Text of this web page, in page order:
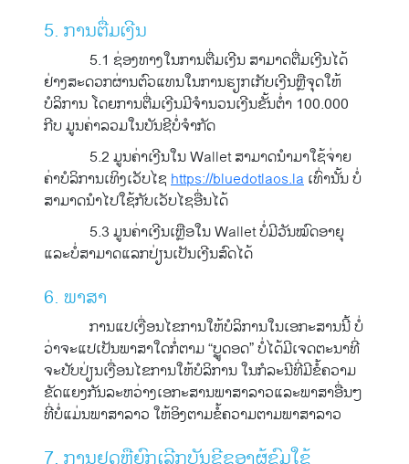
5. ການຕື່ມເງີນ
5.1 ຊ່ອງທາງໃນການຕື່ມເງີນ ສາມາດຕື່ມເງີນໄດ້
ຢ່າງສະດວກຜ່ານຕົວແທນໃນການຮຽກເກັບເງີນຫຼືຈຸດໃຫ້
ບໍລິການ ໂດຍການຕື່ມເງີນມີຈຳນວນເງີນຂັ້ນຕ່ຳ 100.000
ກີບ ມູນຄ່າລວມໃນບັນຊີບໍ່ຈຳກັດ
5.2 ມູນຄ່າເງີນໃນ Wallet ສາມາດນຳມາໃຊ້ຈ່າຍ
ຄ່າບໍລິການເທິງເວັບໄຊhttps://bluedotlaos.laເທົ່ານັ້ນ ບໍ່
ສາມາດນຳໄປໃຊ້ກັບເວັບໄຊອື່ນໄດ້
5.3 ມູນຄ່າເງີນເຫຼືອໃນ Wallet ບໍ່ມີວັນໝົດອາຍຸ
ແລະບໍ່ສາມາດແລກປ່ຽນເປັນເງີນສົດໄດ້
6. ພາສາ
ການແປເງື່ອນໄຂການໃຫ້ບໍລິການໃນເອກະສານນີ້ ບໍ່
ວ່າຈະແປເປັນພາສາໃດກໍ່ຕາມ “ບຼູດອດ” ບໍ່ໄດ້ມີເຈດຕະນາທີ່
ຈະປັບປ່ຽນເງື່ອນໄຂການໃຫ້ບໍລິການ ໃນກໍລະນີທີ່ມີຂໍ້ຄວາມ
ຂັດແຍງກັນລະຫວ່າງເອກະສານພາສາລາວແລະພາສາອື່ນໆ
ທີ່ບໍ່ແມ່ນພາສາລາວ ໃຫ້ອິງຕາມຂໍ້ຄວາມຕາມພາສາລາວ